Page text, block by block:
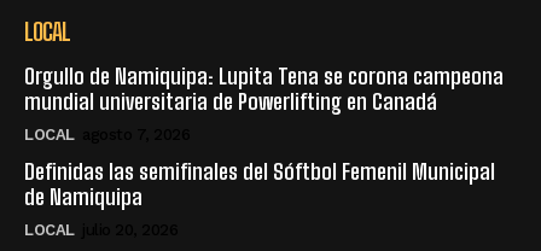
LOCAL
Orgullo de Namiquipa: Lupita Tena se corona campeona
mundial universitaria de Powerlifting en Canadá
LOCAL
Definidas las semifinales del Sóftbol Femenil Municipal
de Namiquipa
LOCAL